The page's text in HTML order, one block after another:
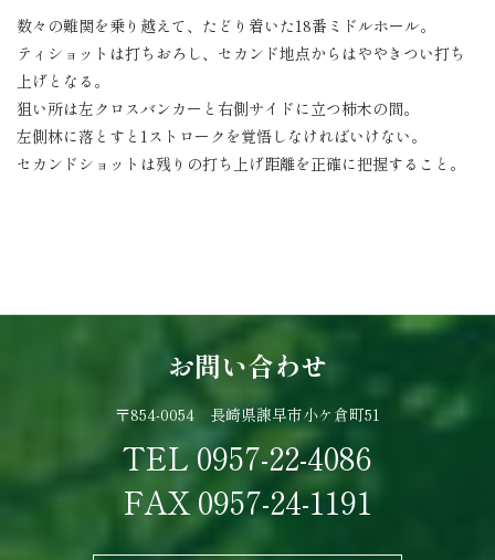
数々の難関を乗り越えて、たどり着いた18番ミドルホール。
ティショットは打ちおろし、セカンド地点からはややきつい打ち
上げとなる。
狙い所は左クロスバンカーと右側サイドに立つ柿木の間。
左側林に落とすと1ストロークを覚悟しなければいけない。
セカンドショットは残りの打ち上げ距離を正確に把握すること。
お問い合わせ
〒854-0054 長崎県諫早市小ケ倉町51
TEL0957-22-4086
FAX 0957-24-1191